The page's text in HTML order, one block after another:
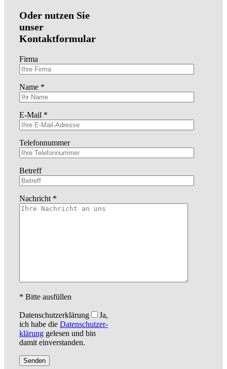
Oder nutzen Sie
unser
Kontaktformular
Firma
Name *
E-Mail *
Telefonnummer
Betreff
Nachricht *
* Bitte ausfüllen
Datenschutzerklärung
Ja,
ich habe die Da­ten­schutz­er­
klä­rung gelesen und bin
damit einverstanden.